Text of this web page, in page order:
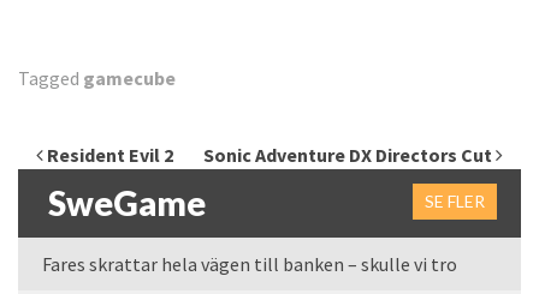
Tagged gamecube
Inläggsnavigering
Resident Evil 2 Sonic Adventure DX Directors Cut
SweGame SE FLER
Fares skrattar hela vägen till banken – skulle vi tro